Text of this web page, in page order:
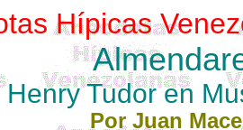
Hípicas
Henry Tudoren
PorJuan